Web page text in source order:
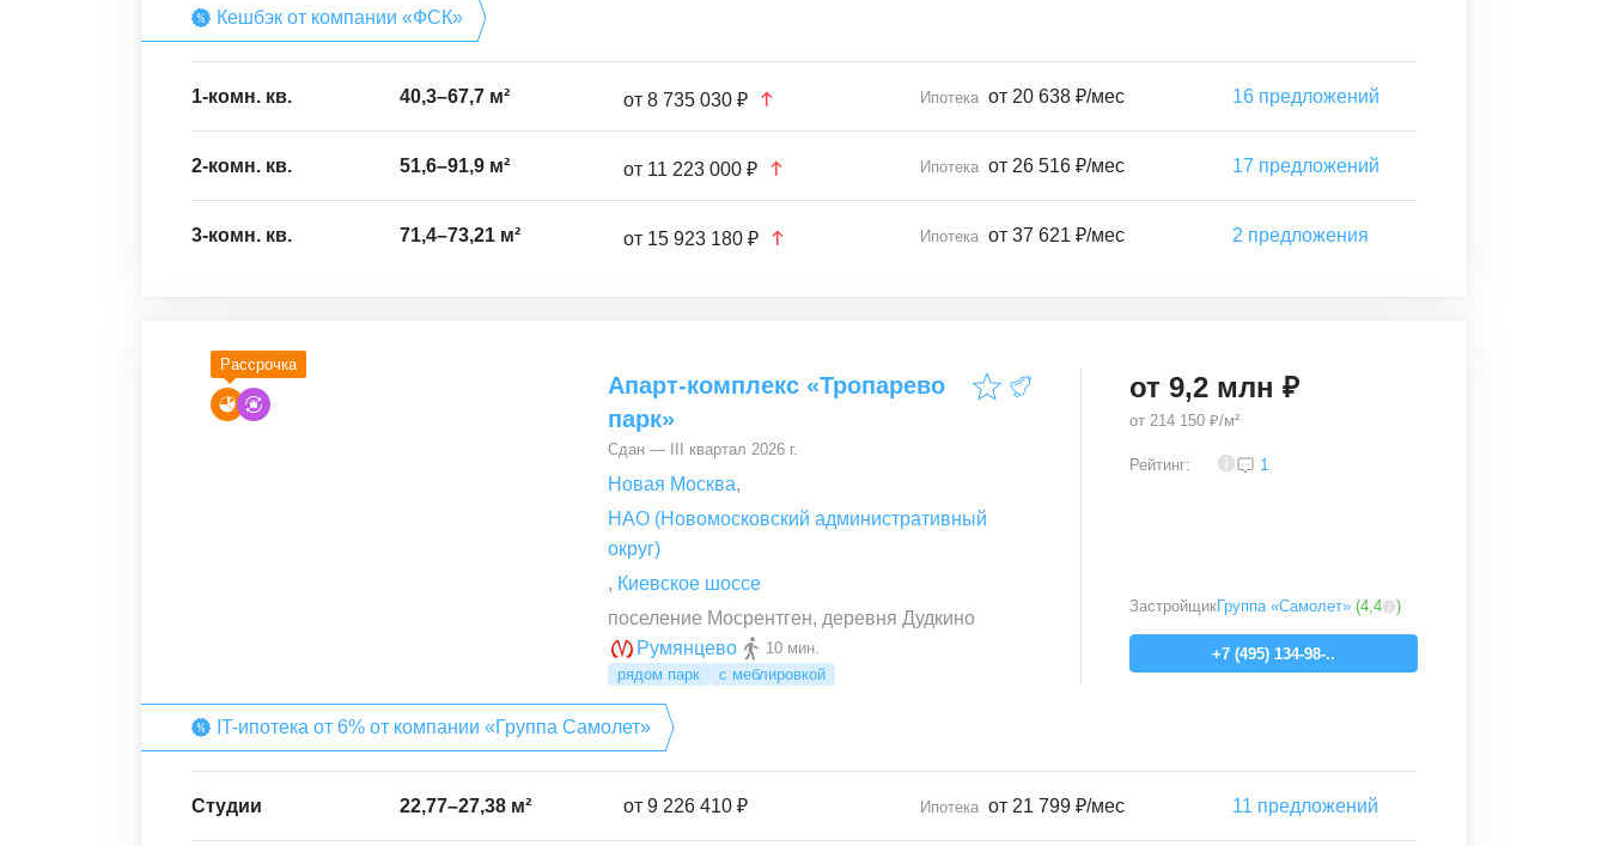
Кешбэк от компании «ФСК»
1-комн. кв. 40,3–67,7 м² от 8 735 030 ₽ Ипотека от 20 638 ₽/мес 16 предложений
2-комн. кв. 51,6–91,9 м² от 11 223 000 ₽ Ипотека от 26 516 ₽/мес 17 предложений
3-комн. кв. 71,4–73,21 м² от 15 923 180 ₽ Ипотека от 37 621 ₽/мес 2 предложения
Рассрочка
Апарт-комплекс «Тропарево
парк»
Сдан — III квартал 2026 г.
Новая Москва,
НАО (Новомосковский административный
округ)
, Киевское шоссе
поселение Мосрентген, деревня Дудкино
Румянцево
10 мин.
рядом парк
с меблировкой
от 9,2 млн ₽
от 214 150 ₽/м²
Рейтинг: 1
ЗастройщикГруппа «Самолет» (4,4 )
+7 (495) 134-98-..
IT-ипотека от 6% от компании «Группа Самолет»
Студии 22,77–27,38 м² от 9 226 410 ₽ Ипотека от 21 799 ₽/мес 11 предложений